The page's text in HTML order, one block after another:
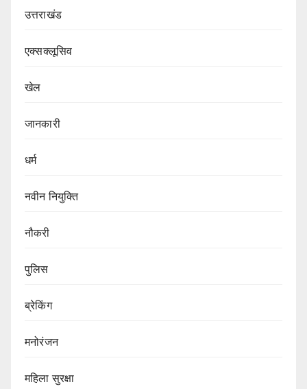
उत्तराखंड
एक्सक्लूसिव
खेल
जानकारी
धर्म
नवीन नियुक्ति
नौकरी
पुलिस
ब्रेकिंग
मनोरंजन
महिला सुरक्षा